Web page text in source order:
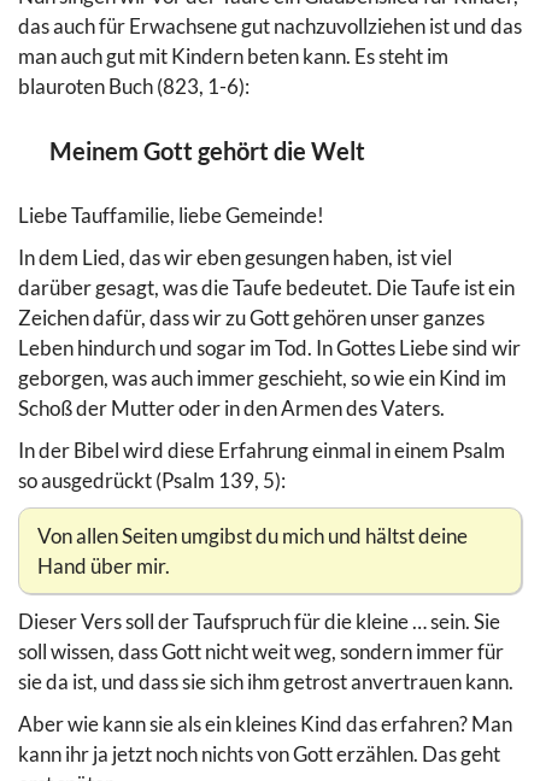
das auch für Erwachsene gut nachzuvollziehen ist und das
man auch gut mit Kindern beten kann. Es steht im
blauroten Buch (823, 1-6):
Meinem Gott gehört die Welt
Liebe Tauffamilie, liebe Gemeinde!
In dem Lied, das wir eben gesungen haben, ist viel
darüber gesagt, was die Taufe bedeutet. Die Taufe ist ein
Zeichen dafür, dass wir zu Gott gehören unser ganzes
Leben hindurch und sogar im Tod. In Gottes Liebe sind wir
geborgen, was auch immer geschieht, so wie ein Kind im
Schoß der Mutter oder in den Armen des Vaters.
In der Bibel wird diese Erfahrung einmal in einem Psalm
so ausgedrückt (Psalm 139, 5):
Von allen Seiten umgibst du mich und hältst deine
Hand über mir.
Dieser Vers soll der Taufspruch für die kleine … sein. Sie
soll wissen, dass Gott nicht weit weg, sondern immer für
sie da ist, und dass sie sich ihm getrost anvertrauen kann.
Aber wie kann sie als ein kleines Kind das erfahren? Man
kann ihr ja jetzt noch nichts von Gott erzählen. Das geht